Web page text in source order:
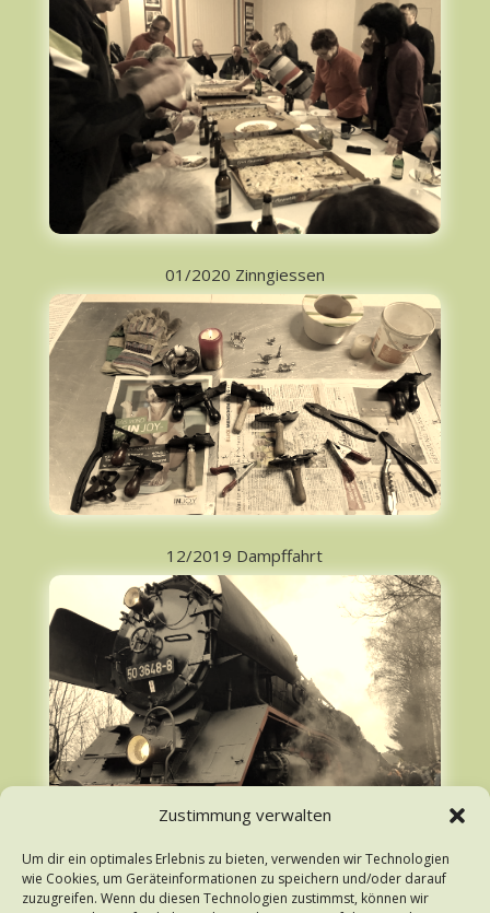
Zustimmung verwalten
Um dir ein optimales Erlebnis zu bieten, verwenden wir Technologien
wie Cookies, um Geräteinformationen zu speichern und/oder darauf
zuzugreifen. Wenn du diesen Technologien zustimmst, können wir
01/2020 Zinngiessen
12/2019 Dampffahrt